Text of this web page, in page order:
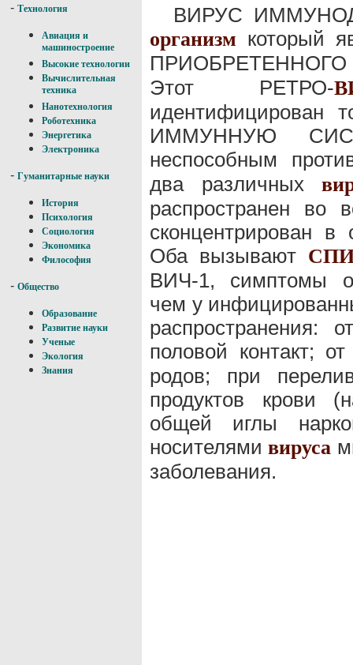
- Технология
Авиация и
машиностроение
Высокие технологии
Вычислительная
техника
Нанотехнология
Роботехника
Энергетика
Электроника
- Гуманитарные науки
История
Психология
Социология
Экономика
Философия
- Общество
Образование
Развитие науки
Ученые
Экология
Знания
ВИРУС
организм который
Этот РЕТРО-
идентифицирован
ИММУННУЮ
неспособным
два различных
распространен
сконцентрирован
Оба вызывают
ВИЧ-1, симптомы
чем у
распространения:
половой контакт;
родов; при
продуктов крови
общей иглы
носителямивируса
заболевания.